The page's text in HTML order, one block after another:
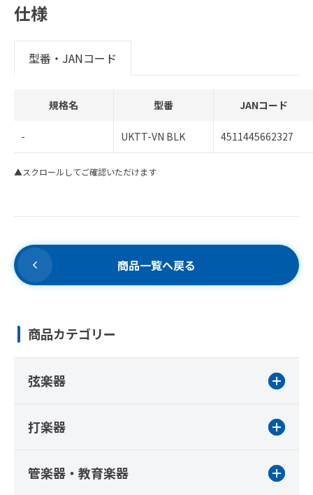
仕様
型番・JANコード
規格名 型番 JANコード
- UKTT-VN BLK 4511445662327
▲スクロールしてご確認いただけます
商品一覧へ戻る
商品カテゴリー
弦楽器
打楽器
管楽器・教育楽器